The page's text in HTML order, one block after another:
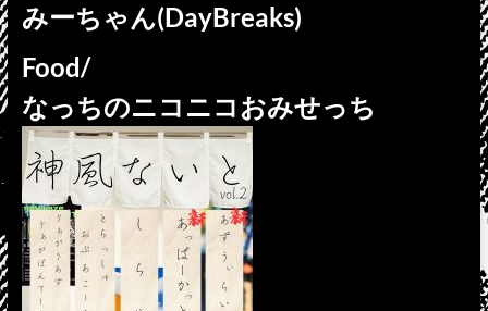
みーちゃん(DayBreaks)
Food/
なっちのニコニコおみせっち